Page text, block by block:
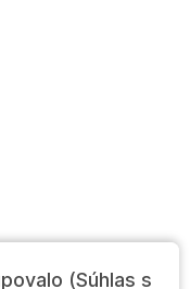
(Súhlas s